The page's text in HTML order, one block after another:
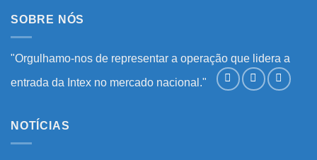
SOBRE NÓS
"Orgulhamo-nos de representar a operação que lidera a
entrada da Intex no mercado nacional."
NOTÍCIAS